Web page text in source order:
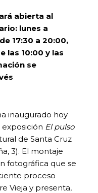
abierta al
lunes a
17:30 a 20:00,
las 10:00 y las
se
inaugurado hoy
exposición El pulso
de Santa Cruz
3). El montaje
fotográfica que se
proceso
Vieja y presenta,